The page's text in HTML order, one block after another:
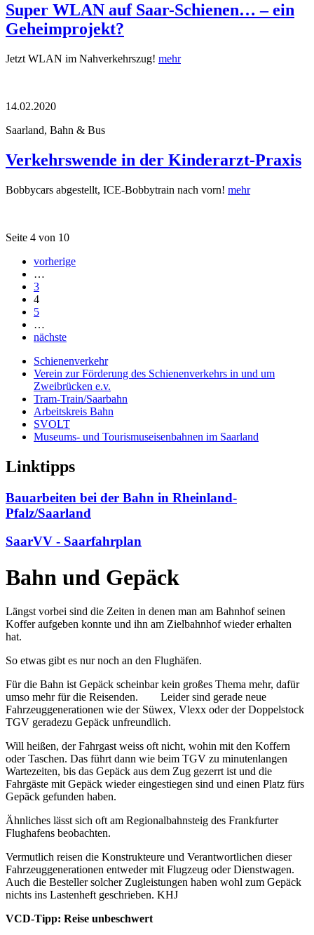
Super WLAN auf Saar-Schienen… – ein
Geheimprojekt?
Jetzt WLAN im Nahverkehrszug! mehr
14.02.2020
Saarland, Bahn & Bus
Verkehrswende in der Kinderarzt-Praxis
Bobbycars abgestellt, ICE-Bobbytrain nach vorn! mehr
Seite 4 von 10
vorherige
…
3
4
5
…
nächste
Schienenverkehr
Verein zur Förderung des Schienenverkehrs in und um
Zweibrücken e.v.
Tram-Train/Saarbahn
Arbeitskreis Bahn
SVOLT
Museums- und Tourismuseisenbahnen im Saarland
Linktipps
Bauarbeiten bei der Bahn in Rheinland-
Pfalz/Saarland
SaarVV - Saarfahrplan
Bahn und Gepäck
Längst vorbei sind die Zeiten in denen man am Bahnhof seinen
Koffer aufgeben konnte und ihn am Zielbahnhof wieder erhalten
hat.
So etwas gibt es nur noch an den Flughäfen.
Für die Bahn ist Gepäck scheinbar kein großes Thema mehr, dafür
umso mehr für die Reisenden. Leider sind gerade neue
Fahrzeuggenerationen wie der Süwex, Vlexx oder der Doppelstock
TGV geradezu Gepäck unfreundlich.
Will heißen, der Fahrgast weiss oft nicht, wohin mit den Koffern
oder Taschen. Das führt dann wie beim TGV zu minutenlangen
Wartezeiten, bis das Gepäck aus dem Zug gezerrt ist und die
Fahrgäste mit Gepäck wieder eingestiegen sind und einen Platz fürs
Gepäck gefunden haben.
Ähnliches lässt sich oft am Regionalbahnsteig des Frankfurter
Flughafens beobachten.
Vermutlich reisen die Konstrukteure und Verantwortlichen dieser
Fahrzeuggenerationen entweder mit Flugzeug oder Dienstwagen.
Auch die Besteller solcher Zugleistungen haben wohl zum Gepäck
nichts ins Lastenheft geschrieben. KHJ
VCD-Tipp: Reise unbeschwert